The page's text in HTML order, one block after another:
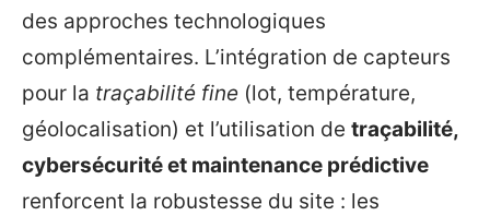
des approches technologiques
complémentaires. L’intégration de capteurs
pour la traçabilité fine (lot, température,
géolocalisation) et l’utilisation de traçabilité,
cybersécurité et maintenance prédictive
renforcent la robustesse du site : les